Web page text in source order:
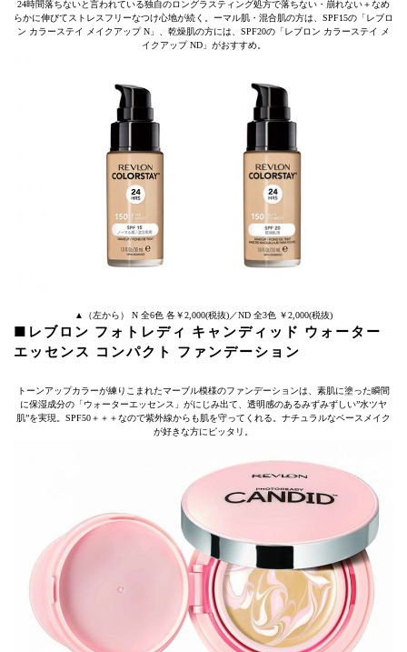
24時間落ちないと言われている独自のロングラスティング処方で落ちない・崩れない＋なめ
らかに伸びてストレスフリーなつけ心地が続く。ーマル肌・混合肌の方は、SPF15の「レブロ
ン カラーステイ メイクアップ N」、乾燥肌の方には、SPF20の「レブロン カラーステイ メ
イクアップ ND」がおすすめ。
▲（左から） N 全6色 各￥2,000(税抜)／ND 全3色 ￥2,000(税抜)
■レブロン フォトレディ キャンディッド ウォーター
エッセンス コンパクト ファンデーション
トーンアップカラーが練りこまれたマーブル模様のファンデーションは、素肌に塗った瞬間
に保湿成分の「ウォーターエッセンス」がにじみ出て、透明感のあるみずみずしい”水ツヤ
肌”を実現。SPF50＋＋＋なので紫外線からも肌を守ってくれる。ナチュラルなベースメイク
が好きな方にピッタリ。